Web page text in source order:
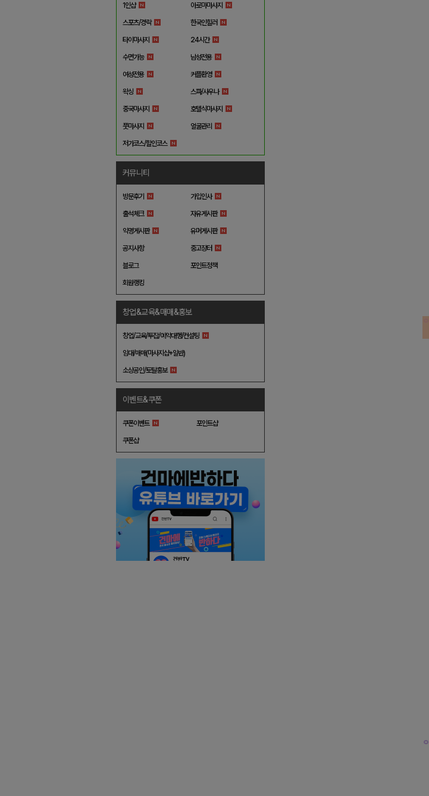
1인샵 아로마마사지
스포츠/경락 한국인힐러
타이마사지 24시간
수면가능 남성전용
여성전용 커플환영
왁싱 스파/사우나
중국마사지 호텔식마사지
풋마사지 얼굴관리
저가코스/할인코스
커뮤니티
방문후기 가입인사
출석체크 자유게시판
익명게시판 유머게시판
공지사항 중고장터
블로그 포인트정책
회원랭킹
창업&교육&매매&홍보
창업/교육/투잡/예약대행/컨설팅
임대/매매(마사지샵+일반)
소상공인/토탈홍보
이벤트&쿠폰
쿠폰이벤트 포인트샵
쿠폰샵
˚